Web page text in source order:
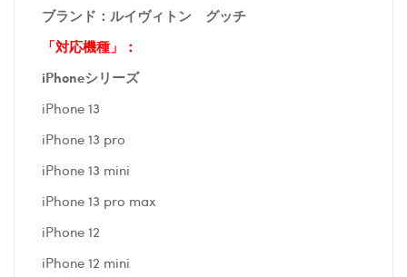
ブランド： ルイヴィトン グッチ
「対応機種」：
iPhoneシリーズ
iPhone 13
iPhone 13 pro
iPhone 13 mini
iPhone 13 pro max
iPhone 12
iPhone 12 mini